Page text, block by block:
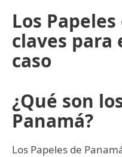
Los
claves
caso
¿Qué son
Panamá?
Los Papeles de